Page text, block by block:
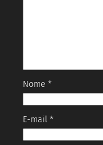
Nome *
E-mail *